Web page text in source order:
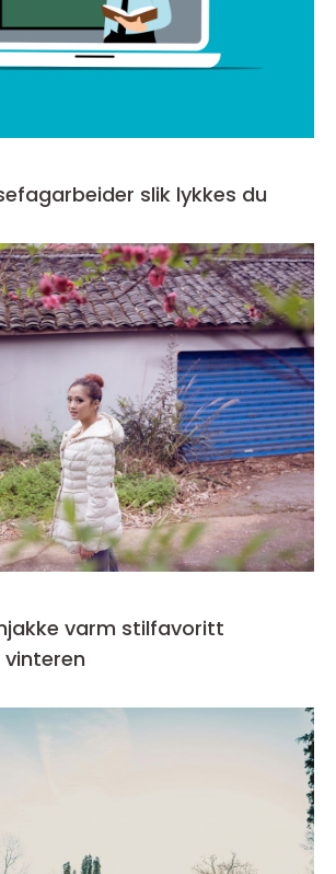
Fagprøve helsefagarbeider slik lykkes du
stilfavoritt